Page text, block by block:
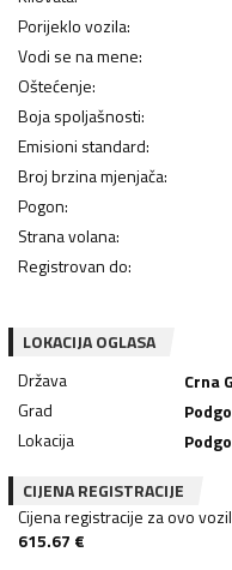
Porijeklo vozila:
Vodi se na mene:
Oštećenje:
Boja spoljašnosti:
Emisioni standard:
Broj brzina mjenjača:
Pogon:
Strana volana:
Registrovan do:
LOKACIJA OGLASA
Država
Crna
Grad
Lokacija
CIJENA REGISTRACIJE
Cijena registracije za ovo
615.67 €